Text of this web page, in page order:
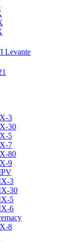
Levante
3
30
5
7
80
9
3
30
5
6
8